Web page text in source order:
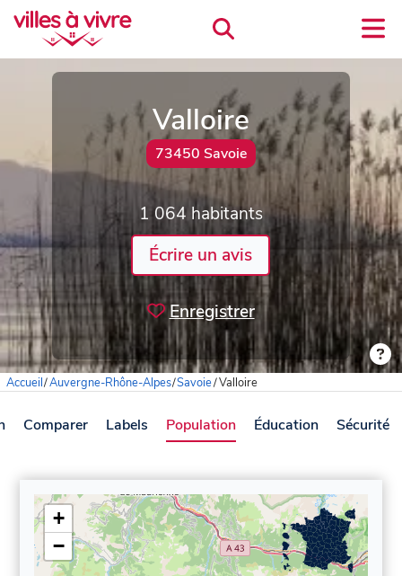
Valloire
73450 Savoie
1 064 habitants
Écrire un avis
Enregistrer
Accueil/Auvergne-Rhône-Alpes/Savoie/Valloire
Comparer Labels Population Éducation Sécurité
+
−